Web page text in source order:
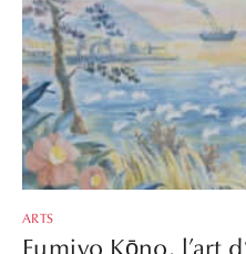
ARTS
Fumiyo Kōno, l’art